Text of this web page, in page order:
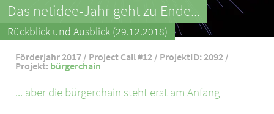
Das netidee-Jahr geht zu Ende...
Rückblick und Ausblick (29.12.2018)
Förderjahr 2017 / Project Call #12 / ProjektID: 2092 /
Projekt: bürgerchain
... aber die bürgerchain steht erst am Anfang